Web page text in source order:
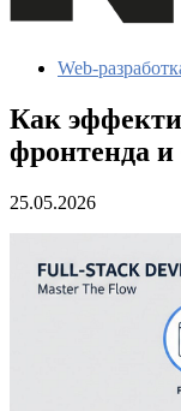
Web-
Как
фронтенда и
25.05.2026